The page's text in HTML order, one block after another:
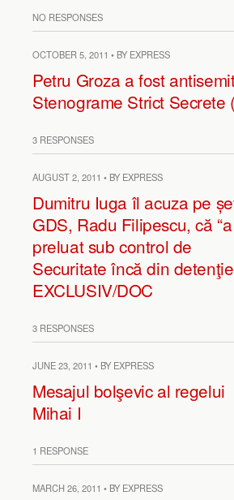
NO RESPONSES
OCTOBER 5, 2011 • BY EXPRESS
Petru Groza a fost
Stenograme Strict Secrete
3 RESPONSES
AUGUST 2, 2011 • BY EXPRESS
Dumitru Iuga îl acuza pe
GDS, Radu Filipescu, că
preluat sub control de
Securitate încă din
EXCLUSIV/DOC
3 RESPONSES
JUNE 23, 2011 • BY EXPRESS
Mesajul bolşevic al regelui
Mihai I
1 RESPONSE
MARCH 26, 2011 • BY EXPRESS